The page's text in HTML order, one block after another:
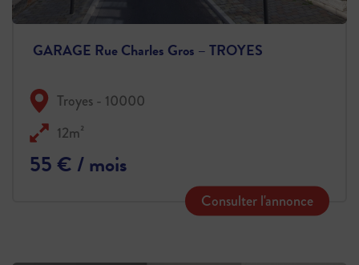
GARAGE Rue Charles Gros – TROYES
Troyes - 10000
12m²
55 € / mois
Consulter l'annonce